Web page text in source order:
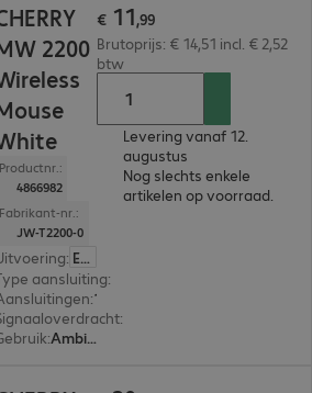
2200
Productnr.:
4866982
Fabrikant-nr.:
JW-T2200-0
: Europa
aansluiting:
:
:
: Ambidextrous
€ 11,99
Brutoprijs: € 14,51 incl. € 2,52
btw
Levering vanaf 12.
augustus
Nog slechts enkele
artikelen op voorraad.